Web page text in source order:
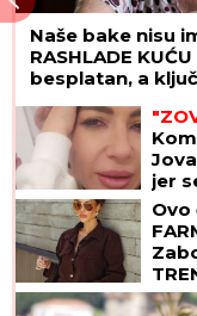
Naše bake nisu
RASHLADE
besplatan, a ključ
jer
Ovo